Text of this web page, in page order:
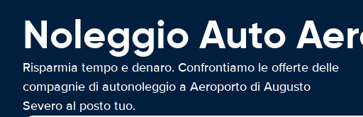
Noleggio Auto
Risparmia tempo e denaro. Confrontiamo le offerte delle
compagnie di autonoleggio a Aeroporto di Augusto
Severo al posto tuo.